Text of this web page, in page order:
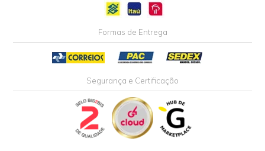
Formas de Entrega
Segurança e Certificação